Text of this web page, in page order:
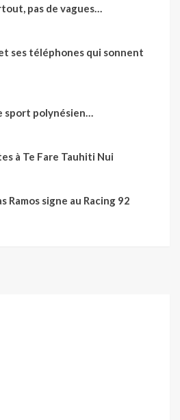
pas de vagues…
et ses téléphones qui sonnent
sport polynésien…
à Te Fare Tauhiti Nui
Ramos signe au Racing 92